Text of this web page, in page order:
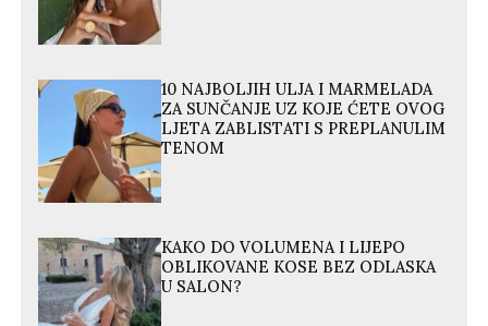
10 NAJBOLJIH ULJA I MARMELADA
ZA SUNČANJE UZ KOJE ĆETE OVOG
LJETA ZABLISTATI S PREPLANULIM
TENOM
KAKO DO VOLUMENA I LIJEPO
OBLIKOVANE KOSE BEZ ODLASKA
U SALON?